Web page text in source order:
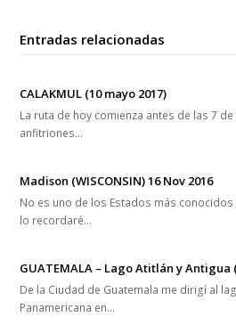
Entradas relacionadas
CALAKMUL (10 mayo 2017)
La ruta de hoy comienza antes de las 7
anfitriones…
Madison (WISCONSIN) 16 Nov 2016
No es uno de los Estados más
lo recordaré…
GUATEMALA – Lago Atitlán y Antigua
De la Ciudad de Guatemala me dirigí al
Panamericana en…